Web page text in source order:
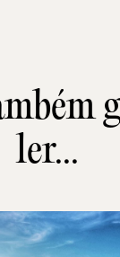
ler...